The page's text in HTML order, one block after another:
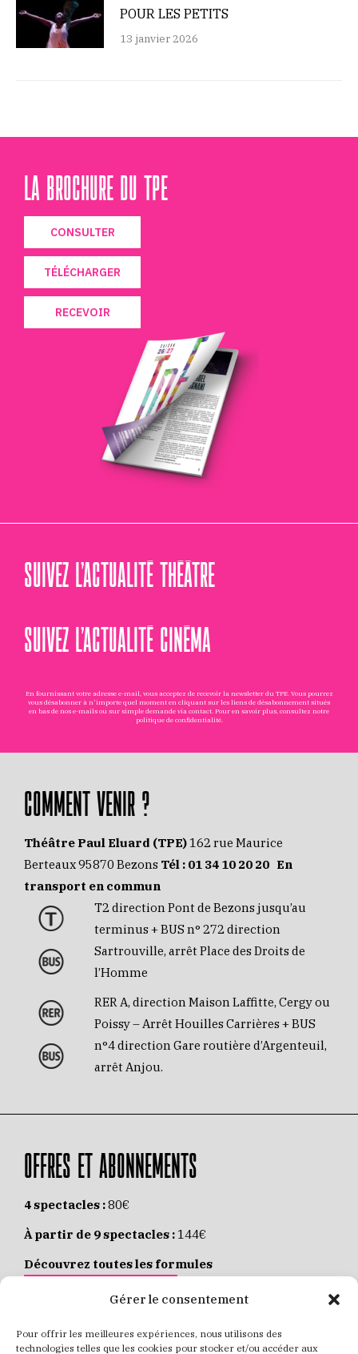
Gérer le consentement
Pour offrir les meilleures expériences, nous utilisons des
technologies telles que les cookies pour stocker et/ou accéder aux
POUR LES PETITS
13 janvier 2026
LA BROCHURE DU TPE
CONSULTER
TÉLÉCHARGER
RECEVOIR
SUIVEZ L’ACTUALITÉ THÉÂTRE
SUIVEZ L’ACTUALITÉ CINÉMA
En fournissant votre adresse e-mail, vous acceptez de recevoir la newsletter du TPE. Vous pourrez
vous désabonner à n'importe quel moment en cliquant sur les liens de désabonnement situés
en bas de nos e-mails ou sur simple demande via contact. Pour en savoir plus, consultez notre
politique de confidentialité.
COMMENT VENIR ?
Théâtre Paul Eluard (TPE) 162 rue Maurice
Berteaux 95870 Bezons Tél : 01 34 10 20 20 En
transport en commun
T2 direction Pont de Bezons jusqu’au
terminus + BUS n° 272 direction
Sartrouville, arrêt Place des Droits de
l’Homme
RER A, direction Maison Laffitte, Cergy ou
Poissy – Arrêt Houilles Carrières + BUS
n°4 direction Gare routière d’Argenteuil,
arrêt Anjou.
OFFRES ET ABONNEMENTS
4 spectacles :80€
À partir de 9 spectacles : 144€
Découvrez toutes les formules
JE M’ABONNE EN LIGNE
Places individuelles :de 8 à 35€